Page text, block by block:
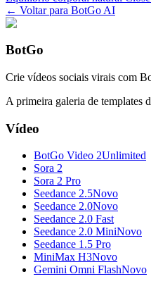
← Voltar para BotGo AI
BotGo
Crie vídeos sociais virais com
A primeira galeria de templates
Vídeo
BotGo Video 2Unlimited
Sora 2
Sora 2 Pro
Seedance 2.5Novo
Seedance 2.0Novo
Seedance 2.0 Fast
Seedance 2.0 MiniNovo
Seedance 1.5 Pro
MiniMax H3Novo
Gemini Omni FlashNovo